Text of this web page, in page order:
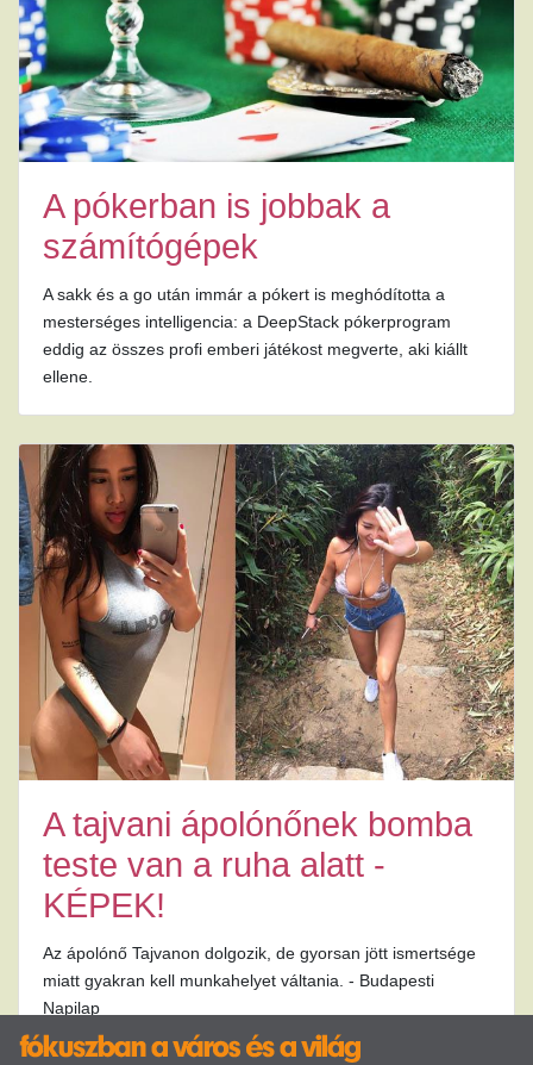
A pókerban is jobbak a
számítógépek
A sakk és a go után immár a pókert is meghódította a
mesterséges intelligencia: a DeepStack pókerprogram
eddig az összes profi emberi játékost megverte, aki kiállt
ellene.
A tajvani ápolónőnek bomba
teste van a ruha alatt -
KÉPEK!
Az ápolónő Tajvanon dolgozik, de gyorsan jött ismertsége
miatt gyakran kell munkahelyet váltania. - Budapesti
Napilap